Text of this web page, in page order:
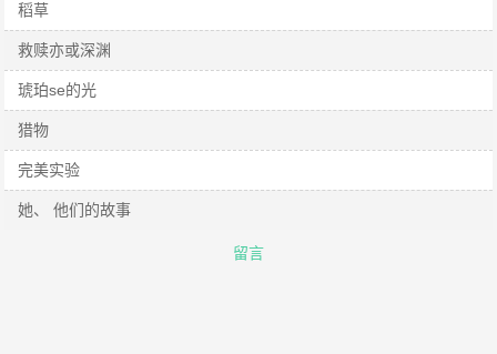
稻草
救赎亦或深渊
琥珀se的光
猎物
完美实验
她、 他们的故事
留言